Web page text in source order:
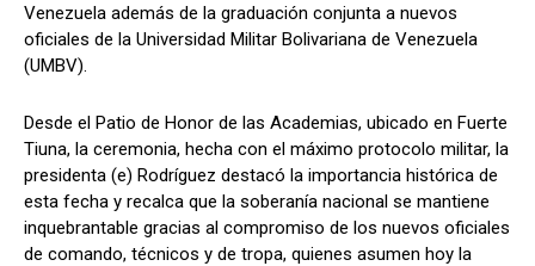
Venezuela además de la graduación conjunta a nuevos
oficiales de la Universidad Militar Bolivariana de Venezuela
(UMBV).
Desde el Patio de Honor de las Academias, ubicado en Fuerte
Tiuna, la ceremonia, hecha con el máximo protocolo militar, la
presidenta (e) Rodríguez destacó la importancia histórica de
esta fecha y recalca que la soberanía nacional se mantiene
inquebrantable gracias al compromiso de los nuevos oficiales
de comando, técnicos y de tropa, quienes asumen hoy la